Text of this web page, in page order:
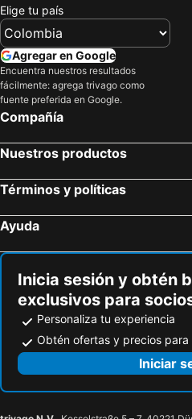
Elige tu país
Agregar en Google
Encuentra nuestros resultados
fácilmente: agrega trivago como
fuente preferida en Google.
Compañía
Nuestros productos
Términos y políticas
Ayuda
Inicia sesión y obtén
exclusivos para
Personaliza tu experiencia
Obtén ofertas y precios para
Iniciar